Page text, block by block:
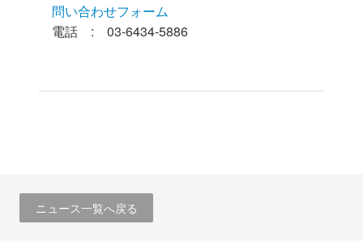
問い合わせフォーム
電話 : 03-6434-5886
ニュース一覧へ戻る